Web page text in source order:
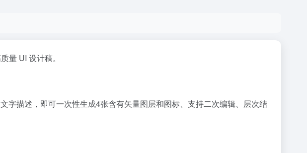
量 UI 设计稿。
字描述，即可一次性生成4张含有矢量图层和图标、支持二次编辑、层次结